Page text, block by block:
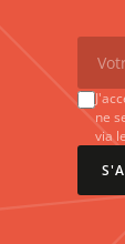
ne
via